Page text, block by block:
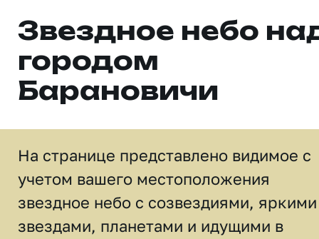
Звездное небо
городом
Барановичи
На странице представлено видимое c
учетом вашего местоположения
звездное небо c созвездиями, яркими
звездами, планетами и идущими в